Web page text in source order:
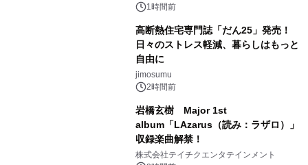
1時間前
高断熱住宅専門誌「だん25」発売！
日々のストレス軽減、暮らしはもっと
自由に
jimosumu
2時間前
岩橋玄樹 Major 1st
album「LAzarus（読み：ラザロ）」
収録楽曲解禁！
株式会社テイチクエンタテインメント